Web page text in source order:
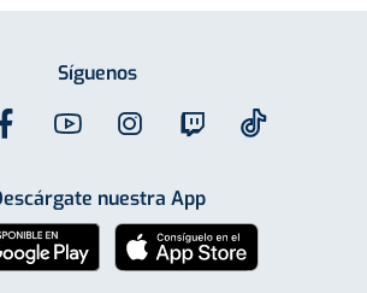
Síguenos
nuestra App